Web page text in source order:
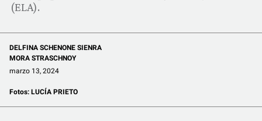
(ELA).
DELFINA SCHENONE SIENRA
MORA STRASCHNOY
marzo 13, 2024
Fotos: LUCÍA PRIETO